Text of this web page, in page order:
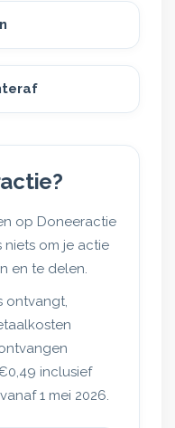
op Doneeractie
niets om je actie
en te delen.
ontvangt,
inclusief
1 mei 2026.